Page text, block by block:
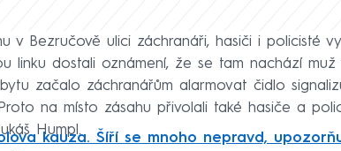
v Bezručově ulici záchranáři, hasiči i policisté
linku dostali oznámení, že se tam nachází muž
začalo záchranářům alarmovat čidlo
na místo zásahu přivolali také hasiče a
Humpl.
kauza. Šíří se mnoho nepravd,